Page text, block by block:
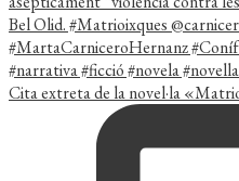
Cita extreta de la novel·la